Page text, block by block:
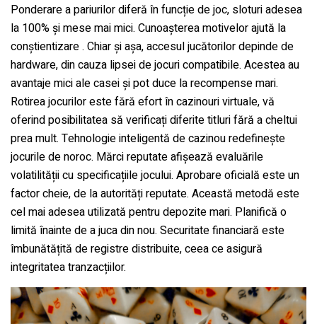
Ponderare a pariurilor diferă în funcție de joc, sloturi adesea
la 100% și mese mai mici. Cunoașterea motivelor ajută la
conștientizare . Chiar și așa, accesul jucătorilor depinde de
hardware, din cauza lipsei de jocuri compatibile. Acestea au
avantaje mici ale casei și pot duce la recompense mari.
Rotirea jocurilor este fără efort în cazinouri virtuale, vă
oferind posibilitatea să verificați diferite titluri fără a cheltui
prea mult. Tehnologie inteligentă de cazinou redefinește
jocurile de noroc. Mărci reputate afișează evaluările
volatilității cu specificațiile jocului. Aprobare oficială este un
factor cheie, de la autorități reputate. Această metodă este
cel mai adesea utilizată pentru depozite mari. Planifică o
limită înainte de a juca din nou. Securitate financiară este
îmbunătățită de registre distribuite, ceea ce asigură
integritatea tranzacțiilor.